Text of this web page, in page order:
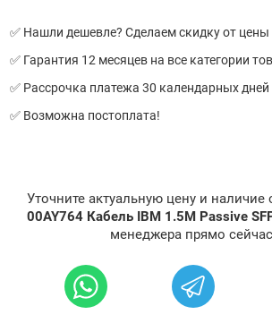
✅ Нашли дешевле? Сделаем скидку от цены
✅ Гарантия 12 месяцев на все категории
✅ Рассрочка платежа 30 календарных дней
✅ Возможна постоплата!
Уточните актуальную цену и наличие
00AY764 Кабель IBM 1.5M Passive
менеджера прямо